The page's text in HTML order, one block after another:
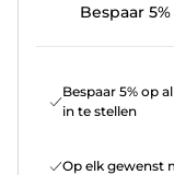
Bespaar
Bespaar 5% op
in te stellen
Op elk gewenst